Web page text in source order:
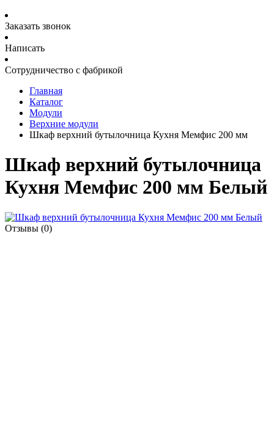
Заказать звонок
Написать
Сотрудничество с фабрикой
Главная
Каталог
Модули
Верхние модули
Шкаф верхний бутылочница Кухня Мемфис 200 мм
Шкаф верхний бутылочница
Кухня Мемфис 200 мм Белый
Отзывы (0)